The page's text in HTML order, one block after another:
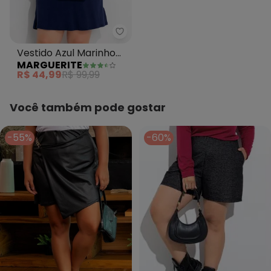
Marguerite - Vestido Azul
Vestido Azul Marinho
em Malha de Viscose
MARGUERITE
R$ 44,99R$ 99,99
Você também pode gostar
-55% -60%